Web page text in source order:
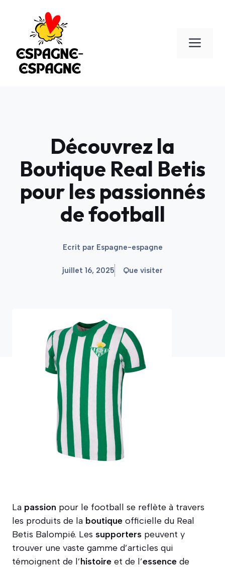
contenu
Découvrez la
Boutique Real Betis
pour les passionnés
de football
Ecrit par Espagne-espagne
juillet 16, 2025 Que visiter
La passion pour le football se reflète à travers
les produits de la boutique officielle du Real
Betis Balompié. Les supporters peuvent y
trouver une vaste gamme d’articles qui
témoignent de l’histoire et de l’essence de